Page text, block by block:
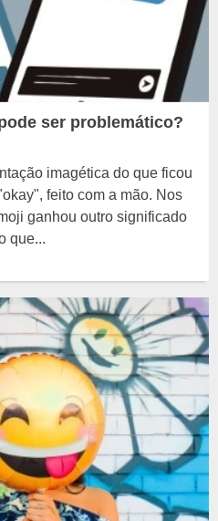
ser problemático?
imagética do que ficou
feito com a mão. Nos
ganhou outro significado
que...